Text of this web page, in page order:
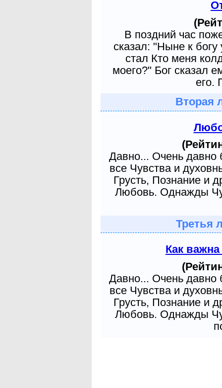
В поздний час
сказал: "Ныне к
стал Кто меня
моего?" Бог сказал
его.
Вторая
Давно... Очень давно
все Чувства и
Грусть, Познание и
Любовь. Однажды
Третья
Как
Давно... Очень давно
все Чувства и
Грусть, Познание и
Любовь. Однажды